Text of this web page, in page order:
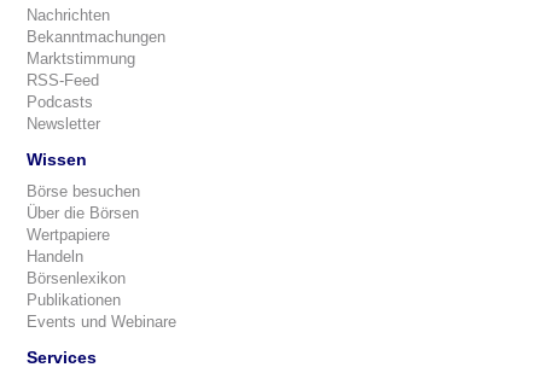
Nachrichten
Bekanntmachungen
Marktstimmung
RSS-Feed
Podcasts
Newsletter
Wissen
Börse besuchen
Über die Börsen
Wertpapiere
Handeln
Börsenlexikon
Publikationen
Events und Webinare
Services